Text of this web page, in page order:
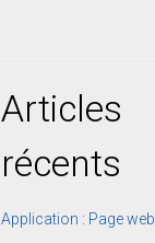
Articles
récents
Application : Page web